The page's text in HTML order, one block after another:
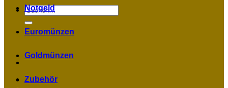
Suchen
nach:
Notgeld
Euromünzen
Goldmünzen
Zubehör